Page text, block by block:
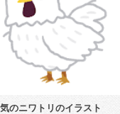
のニワトリのイラスト